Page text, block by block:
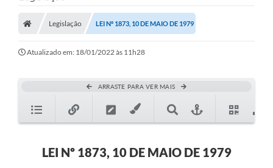
Secretarias
Transparência
Turismo
Coronavírus
Serviços Online
Legislação LEI Nº 1873, 10 DE MAIO DE 1979
Atualizado em: 18/01/2022 às 11h28
ARRASTE PARA VER MAIS
LEI Nº 1873, 10 DE MAIO DE 1979